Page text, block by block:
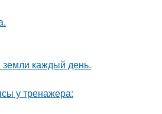
каждый день.
у тренажера: